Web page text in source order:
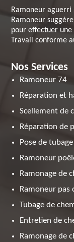
Ramoneur aguerri
Ramoneur
pour effectuer
Travail conforme
Nos Services
Ramoneur 74
Réparation et
Scellement de
Réparation de
Pose de
Ramoneur
Ramonage de
Ramoneur pas
Tubage de
Entretien de
Ramonage de